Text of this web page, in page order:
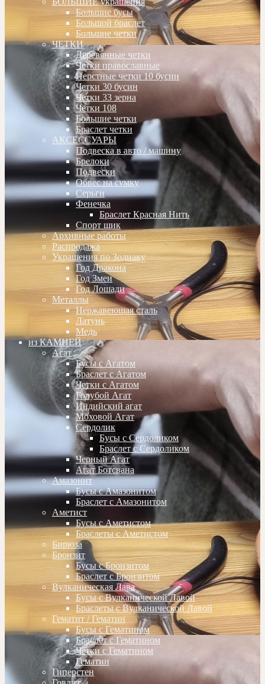
Большие бусы
Большой браслет
Большие четки
ЧЕТКИ
Деревянные четки
Четки православные
Перстные четки 10 бусин
Четки 30 бусин
Четки 33 зерна
Четки 108
Большие четки
Браслет четки
АКСЕССУАРЫ
Подвеска в авто / машину
Брелоки
Подвески
Обвес на сумку
Серьги
Фенечка
Браслет Красная Нить
Спорт шик
Архивные работы
Распродажа
Украшения по Зодиаку
Год Дракона
Год Змеи
Год Лошади
Металлы
Нержавеющая сталь
Латунь
Медь
из КАМНЕЙ
Агат
Бусы с Агатом
Браслет с Агатом
Четки с Агатом
Голубой Агат
Индийский агат
Моховой Агат
Сердолик
Бусы с Сердоликом
Браслет с Сердоликом
Черный Агат
Агат Ботсвана
Амазонит
Бусы с Амазонитом
Браслет с Амазонитом
Аметист
Бусы с Аметистом
Браслеты с Аметистом
Бирюза
Бронзит
Бусы с Бронзитом
Браслет с Бронзитом
Вулканическая Лава
Бусы с Вулканической Лавой
Браслеты с Вулканической Лавой
Гематит / Гематин
Бусы с Гематином
Браслет с Гематином
Четки с Гематином
Гематин
Гиперстен